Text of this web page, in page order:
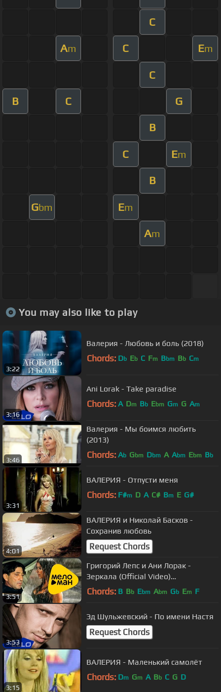
C
Am C Em
C
B C G
B
C Em
B
Gbm Em
Am
You may also like to play
3:22
Валерия - Любовь и боль (2018)
Chords: Db Eb C Fm Bbm Bb Cm
3:16
Ani Lorak - Take paradise
Chords: A Dm Bb Ebm Gm G Am
3:46
Валерия - Мы боимся любить
(2013)
Chords: Ab Gbm Dbm A Abm Ebm Bb
3:31
ВАЛЕРИЯ - Отпусти меня
Chords: F#m D A C# Bm E G#
4:01
ВАЛЕРИЯ и Николай Басков -
Сохранив любовь
Request Chords
3:51
Григорий Лепс и Ани Лорак -
Зеркала (Official Video)
@MELOMANVIDEO
Chords: B Bb Ebm Abm Gb Em F
3:53
Эд Шульжевский - По имени Настя
Request Chords
3:15
ВАЛЕРИЯ - Маленький самолёт
Chords: Dm Gm A Bb C G D